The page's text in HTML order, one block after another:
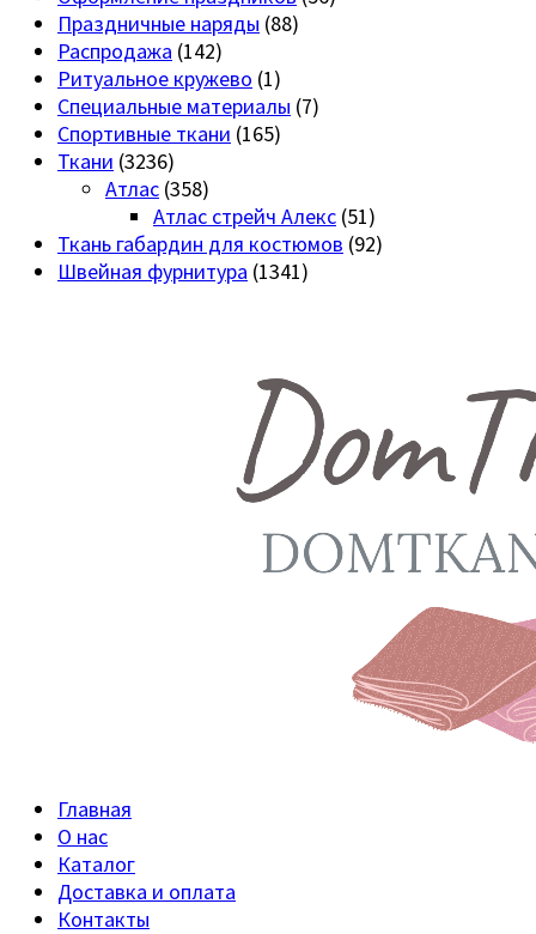
Праздничные наряды (88)
Распродажа (142)
Ритуальное кружево (1)
Специальные материалы (7)
Спортивные ткани (165)
Ткани (3236)
Атлас (358)
Атлас стрейч Алекс (51)
Ткань габардин для костюмов (92)
Швейная фурнитура (1341)
Главная
О нас
Каталог
Доставка и оплата
Контакты